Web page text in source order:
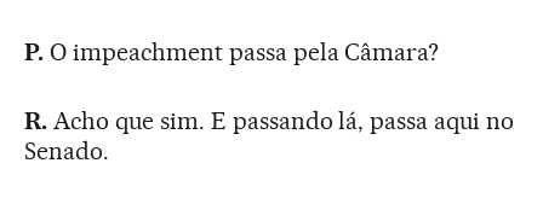
P. O impeachment passa pela Câmara?
R. Acho que sim. E passando lá, passa aqui no
Senado.